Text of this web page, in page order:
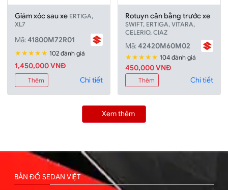
Giảm xóc sau xe ERTIGA,
XL7
Mã:41800M72R01
★★★★★ 102 đánh giá
1,450,000 VNĐ
Thêm Chi tiết
Rotuyn cân bằng trước xe
SWIFT, ERTIGA, VITARA,
CELERIO, CIAZ
Mã:42420M60M02
★★★★★ 104 đánh giá
450,000 VNĐ
Thêm Chi tiết
Xem thêm
BẢN ĐỒ SEDAN VIỆT